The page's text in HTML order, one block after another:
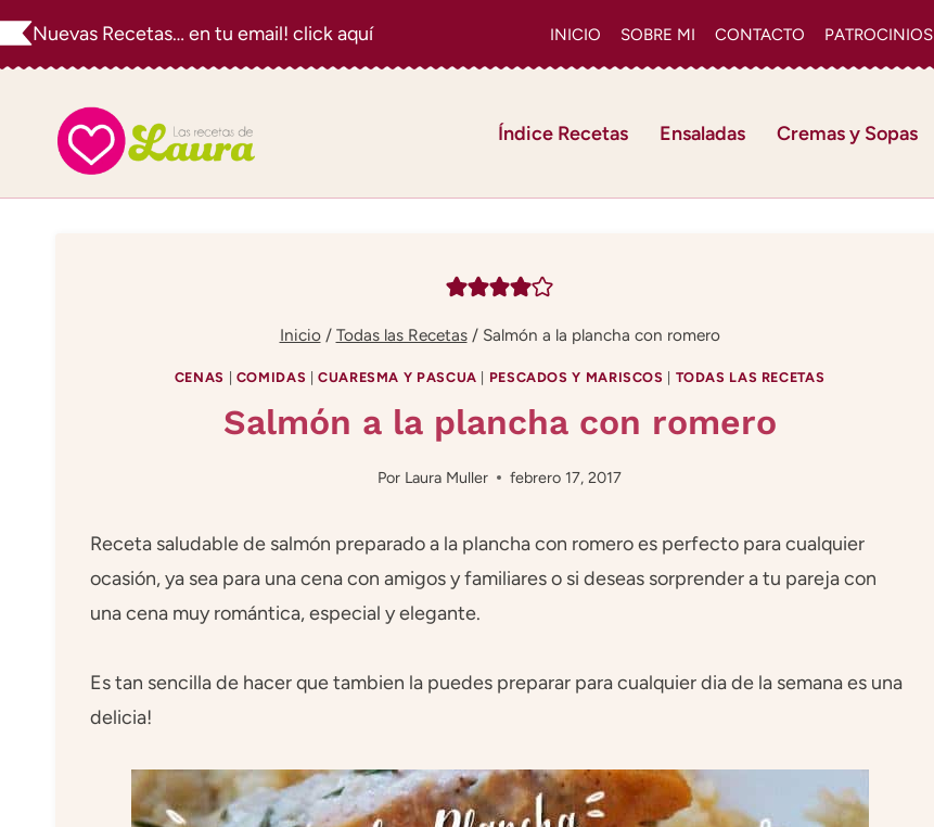
Saltar
al
Nuevas Recetas… en tu email! click aquí INICIO SOBRE MI CONTACTO PATROCINIOS
Índice Recetas Ensaladas Cremas y Sopas
Inicio / Todas las Recetas / Salmón a la plancha con romero
CENAS COMIDAS |CUARESMA Y PASCUA PESCADOS Y MARISCOS TODAS LAS RECETAS
Salmón a la plancha con romero
Por Laura Muller febrero 17, 2017
Receta saludable de salmón preparado a la plancha con romero es perfecto para cualquier
ocasión, ya sea para una cena con amigos y familiares o si deseas sorprender a tu pareja con
una cena muy romántica, especial y elegante.
Es tan sencilla de hacer que tambien la puedes preparar para cualquier dia de la semana es una
delicia!